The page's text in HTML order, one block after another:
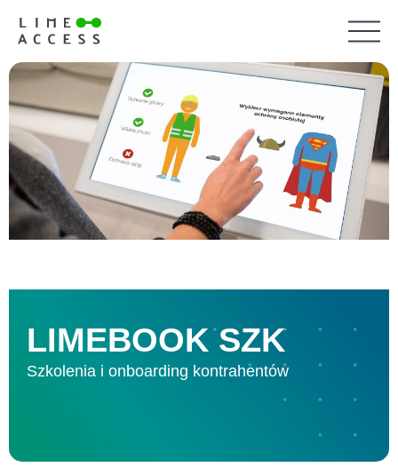
LIMEBOOK SZK
Szkolenia i onboarding kontrahentów